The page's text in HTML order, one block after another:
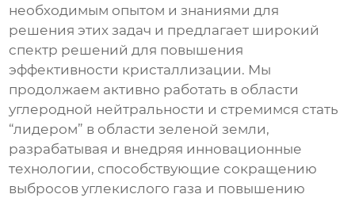
необходимым опытом и знаниями для
решения этих задач и предлагает широкий
спектр решений для повышения
эффективности кристаллизации. Мы
продолжаем активно работать в области
углеродной нейтральности и стремимся стать
“лидером” в области зеленой земли,
разрабатывая и внедряя инновационные
технологии, способствующие сокращению
выбросов углекислого газа и повышению